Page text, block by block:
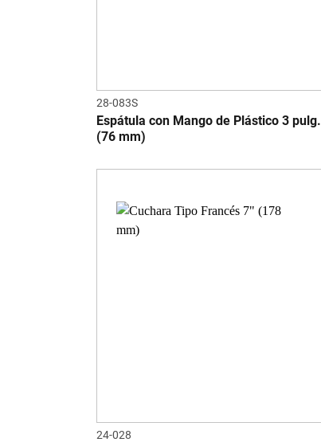
28-083S
Espátula con Mango de Plástico 3 pulg.
(76 mm)
24-028